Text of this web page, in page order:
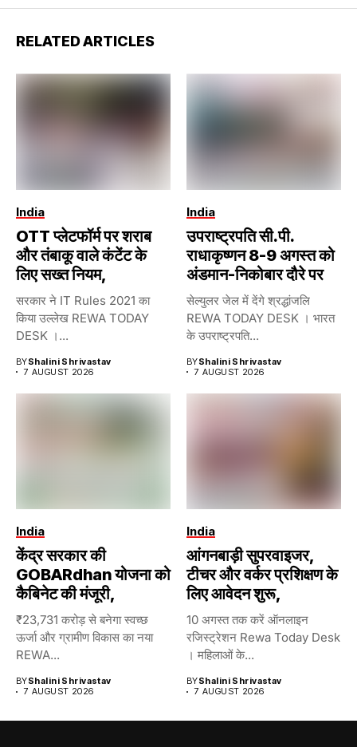
RELATED ARTICLES
India
OTT प्लेटफॉर्म पर शराब
और तंबाकू वाले कंटेंट के
लिए सख्त नियम,
सरकार ने IT Rules 2021 का
किया उल्लेख REWA TODAY
DESK ।...
BYShalini Shrivastav
7 AUGUST 2026
India
उपराष्ट्रपति सी.पी.
राधाकृष्णन 8-9 अगस्त को
अंडमान-निकोबार दौरे पर
सेल्युलर जेल में देंगे श्रद्धांजलि
REWA TODAY DESK । भारत
के उपराष्ट्रपति...
BYShalini Shrivastav
7 AUGUST 2026
India
केंद्र सरकार की
GOBARdhan योजना को
कैबिनेट की मंजूरी,
₹23,731 करोड़ से बनेगा स्वच्छ
ऊर्जा और ग्रामीण विकास का नया
REWA...
BYShalini Shrivastav
7 AUGUST 2026
India
आंगनबाड़ी सुपरवाइजर,
टीचर और वर्कर प्रशिक्षण के
लिए आवेदन शुरू,
10 अगस्त तक करें ऑनलाइन
रजिस्ट्रेशन Rewa Today Desk
। महिलाओं के...
BYShalini Shrivastav
7 AUGUST 2026